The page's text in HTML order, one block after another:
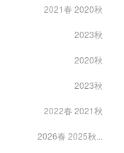
2021春 2020秋
2023秋
2020秋
2023秋
2022春 2021秋
2026春 2025秋...